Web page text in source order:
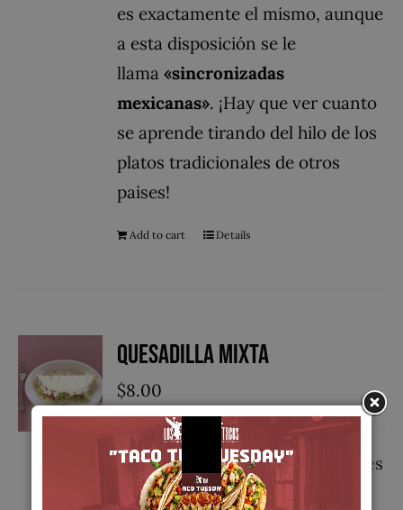
es exactamente el mismo, aunque
a esta disposición se le
llama «sincronizadas
mexicanas». ¡Hay que ver cuanto
se aprende tirando del hilo de los
platos tradicionales de otros
paises!
Add to cart Details
Quesadilla Mixta
$8.00
A ojos de un extranjero a veces es
difícil comprender la diferencia